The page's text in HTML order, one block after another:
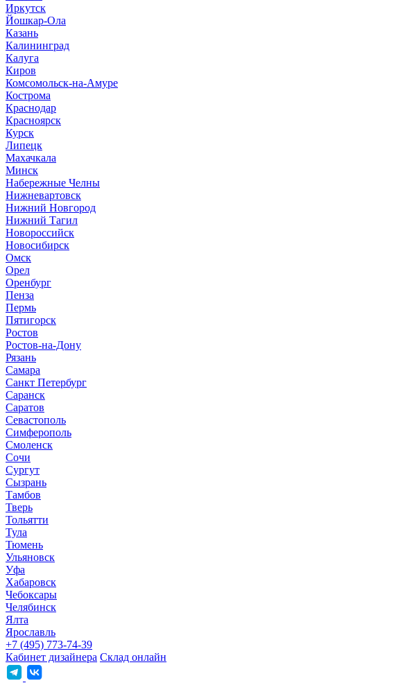
Иркутск
Йошкар-Ола
Казань
Калининград
Калуга
Киров
Комсомольск-на-Амуре
Кострома
Краснодар
Красноярск
Курск
Липецк
Махачкала
Минск
Набережные Челны
Нижневартовск
Нижний Новгород
Нижний Тагил
Новороссийск
Новосибирск
Омск
Орел
Оренбург
Пенза
Пермь
Пятигорск
Ростов
Ростов-на-Дону
Рязань
Самара
Санкт Петербург
Саранск
Саратов
Севастополь
Симферополь
Смоленск
Сочи
Сургут
Сызрань
Тамбов
Тверь
Тольятти
Тула
Тюмень
Ульяновск
Уфа
Хабаровск
Чебоксары
Челябинск
Ялта
Ярославль
+7 (495) 773-74-39
Кабинет дизайнера Склад онлайн